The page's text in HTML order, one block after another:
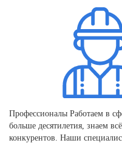
Профессионалы Работаем в
больше десятилетия, знаем
конкурентов. Наши